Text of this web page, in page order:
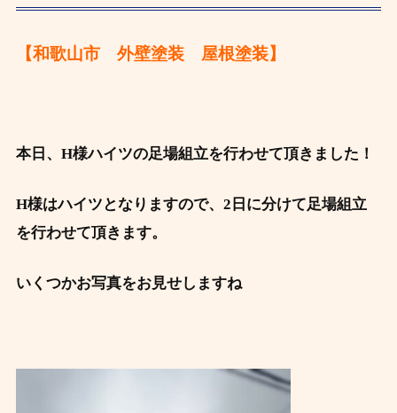
【和歌山市 外壁塗装 屋根塗装】
本日、H様ハイツの足場組立を行わせて頂きました！
H様はハイツとなりますので、2日に分けて足場組立
を行わせて頂きます。
いくつかお写真をお見せしますね